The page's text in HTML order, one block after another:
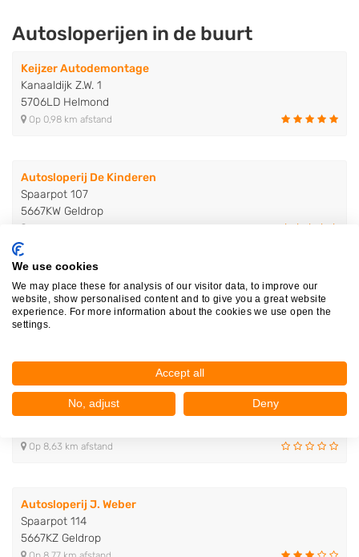
Autosloperijen in de buurt
Keijzer Autodemontage
Kanaaldijk Z.W. 1
5706LD Helmond
Op 0,98 km afstand
Autosloperij De Kinderen
Spaarpot 107
5667KW Geldrop
Autosloperij De Kinderen Junior
Spaarpot 110
5667KZ Geldrop
Katalysator Recycling Benelux
Fabriekstraat 40
Op 8,63 km afstand
Autosloperij J. Weber
Spaarpot 114
5667KZ Geldrop
We use cookies
We may place these for analysis of our visitor data, to improve our
website, show personalised content and to give you a great website
experience. For more information about the cookies we use open the
settings.
Accept all
No, adjust Deny